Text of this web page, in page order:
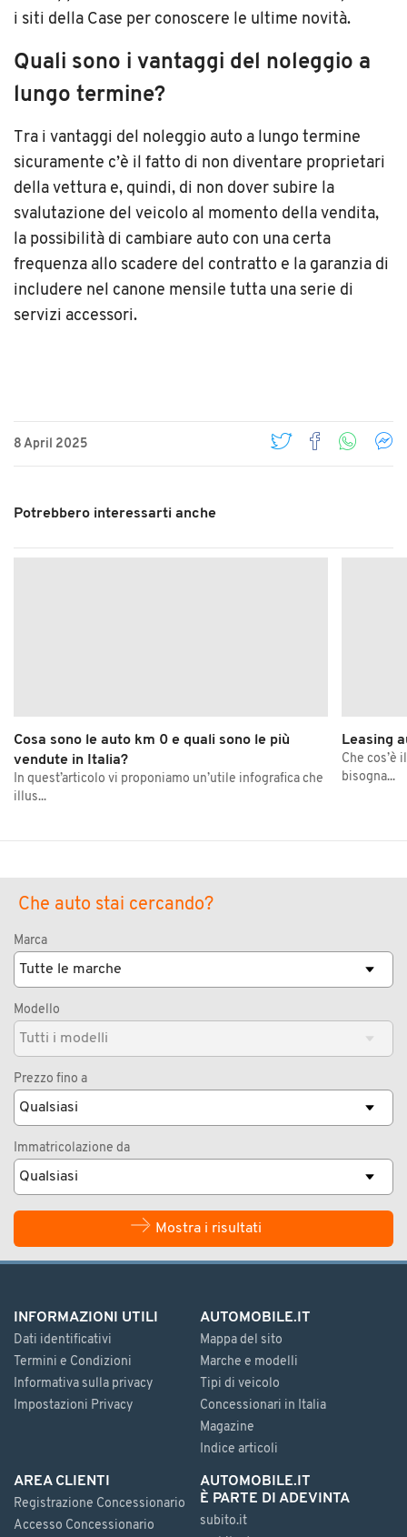
i siti della Case per conoscere le ultime novità.
Quali sono i vantaggi del noleggio a
lungo termine?
Tra i vantaggi del noleggio auto a lungo termine
sicuramente c’è il fatto di non diventare proprietari
della vettura e, quindi, di non dover subire la
svalutazione del veicolo al momento della vendita,
la possibilità di cambiare auto con una certa
frequenza allo scadere del contratto e la garanzia di
includere nel canone mensile tutta una serie di
servizi accessori.
8 April 2025
Potrebbero interessarti anche
Cosa sono le auto km 0 e quali sono le più
vendute in Italia?
In quest’articolo vi proponiamo un’utile infografica che
illus...
Leasing
Che cos’è
bisogna...
Che auto stai cercando?
Marca
Modello
Prezzo fino a
Immatricolazione da
Mostra i risultati
INFORMAZIONI UTILI
Dati identificativi
Termini e Condizioni
Informativa sulla privacy
Impostazioni Privacy
AUTOMOBILE.IT
Mappa del sito
Marche e modelli
Tipi di veicolo
Concessionari in Italia
Magazine
Indice articoli
AREA CLIENTI
Registrazione Concessionario
Accesso Concessionario
AUTOMOBILE.IT
È PARTE DI ADEVINTA
subito.it